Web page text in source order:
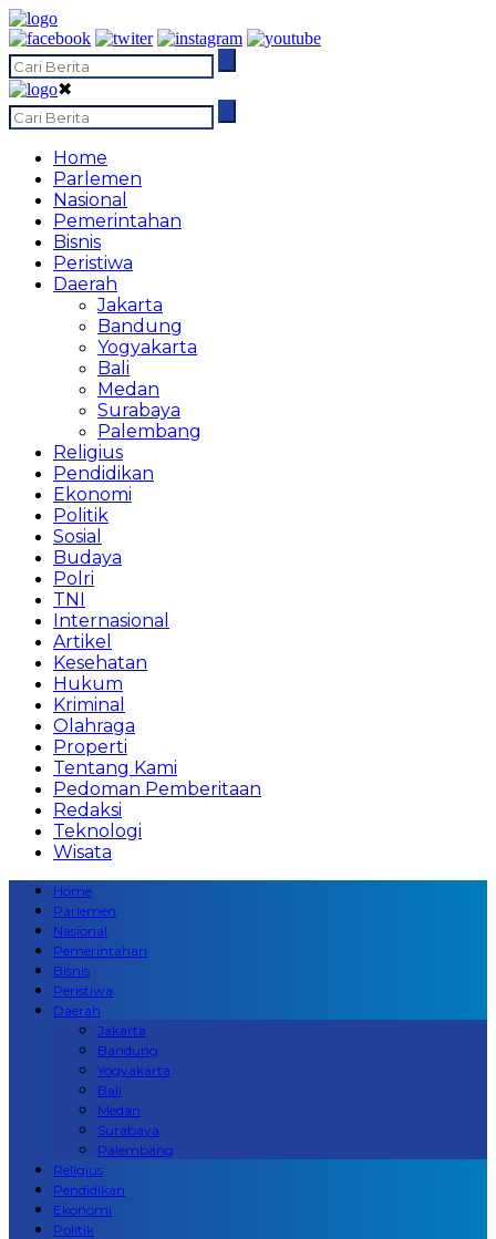
✖
Home
Parlemen
Nasional
Pemerintahan
Bisnis
Peristiwa
Daerah
Jakarta
Bandung
Yogyakarta
Bali
Medan
Surabaya
Palembang
Religius
Pendidikan
Ekonomi
Politik
Sosial
Budaya
Polri
TNI
Internasional
Artikel
Kesehatan
Hukum
Kriminal
Olahraga
Properti
Tentang Kami
Pedoman Pemberitaan
Redaksi
Teknologi
Wisata
Home
Parlemen
Nasional
Pemerintahan
Bisnis
Peristiwa
Daerah
Jakarta
Bandung
Yogyakarta
Bali
Medan
Surabaya
Palembang
Religius
Pendidikan
Ekonomi
Politik